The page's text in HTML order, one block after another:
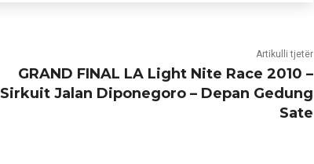
Artikulli tjetër
GRAND FINAL LA Light Nite Race 2010 –
Sirkuit Jalan Diponegoro – Depan Gedung
Sate